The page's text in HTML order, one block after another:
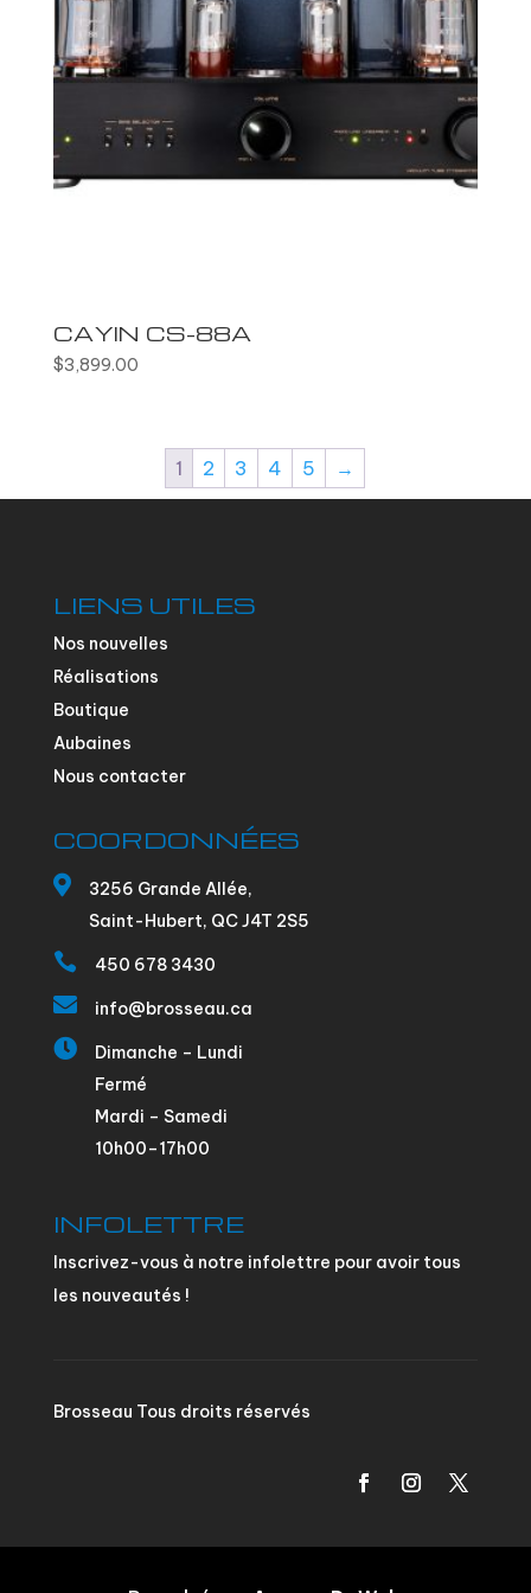
CAYIN CS-88A
$3,899.00
1 2 3 4 5 →
LIENS UTILES
Nos nouvelles
Réalisations
Boutique
Aubaines
Nous contacter
COORDONNÉES

3256 Grande Allée,
Saint-Hubert, QC J4T 2S5
 450 678 3430
 info@brosseau.ca

Dimanche – Lundi
Fermé
Mardi – Samedi
10h00–17h00
INFOLETTRE
Inscrivez-vous à notre infolettre pour avoir tous
les nouveautés !
Brosseau Tous droits réservés